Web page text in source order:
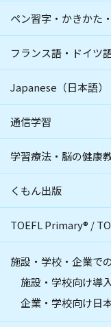
ペン習字・かきかた
フランス語・ドイツ
Japanese（日本語）
通信学習
学習療法・脳の健康
くもん出版
TOEFL Primary® /
施設・学校・企業で
施設・学校向け導
企業・学校向け日